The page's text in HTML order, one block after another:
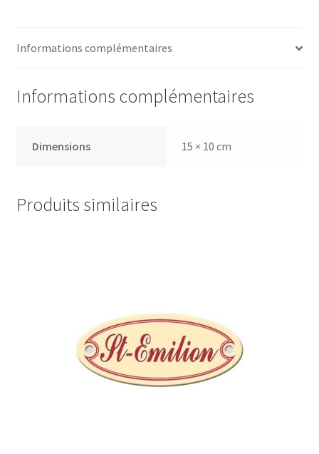
Informations complémentaires
Informations complémentaires
Dimensions 15 × 10 cm
Produits similaires